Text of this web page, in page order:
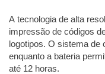
A tecnologia de alta
impressão de códigos
logotipos. O sistema de
enquanto a bateria
até 12 horas.